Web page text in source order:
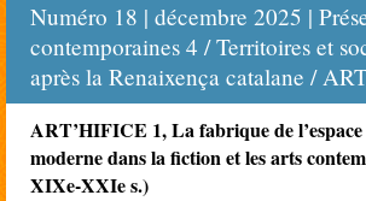
Numéro 18 | décembre 2025 |
contemporaines 4 / Territoires et
après la Renaixença catalane /
ART’HIFICE 1, La fabrique de
moderne dans la fiction et les arts
XIXe-XXIe s.)